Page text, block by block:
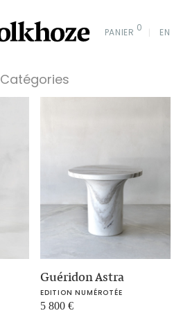
PANIER 0 EN
Catégories
Guéridon Astra
EDITION NUMÉROTÉE
5 800 €